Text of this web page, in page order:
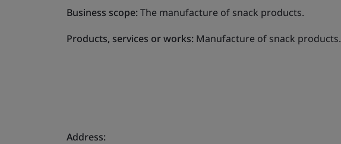
Business scope:The manufacture of snack products.
Products, services or works: Manufacture of snack products.
Address: